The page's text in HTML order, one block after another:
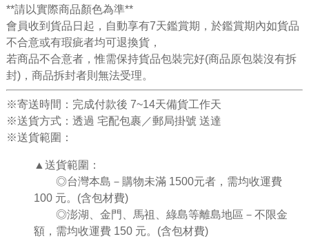
**請以實際商品顏色為準**
會員收到貨品日起，自動享有7天鑑賞期，於鑑賞期內如貨品
不合意或有瑕疵者均可退換貨，
若商品不合意者，惟需保持貨品包裝完好(商品原包裝沒有拆
封)，商品拆封者則無法受理。
※寄送時間：完成付款後 7~14天備貨工作天
※送貨方式：透過 宅配包裹／郵局掛號 送達
※送貨範圍：
▲送貨範圍：
◎台灣本島－購物未滿 1500元者，需均收運費
100 元。(含包材費)
◎澎湖、金門、馬祖、綠島等離島地區－不限金
額，需均收運費 150 元。(含包材費)